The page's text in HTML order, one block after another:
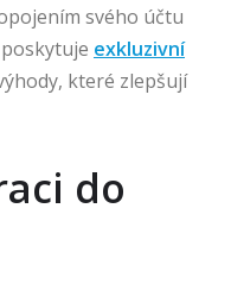
svého účtu
exkluzivní
které zlepšují
do